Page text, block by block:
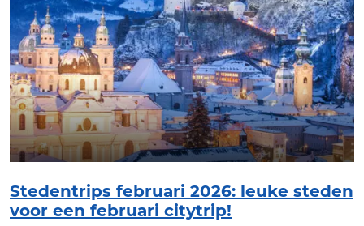
Stedentrips februari 2026: leuke steden
voor een februari citytrip!